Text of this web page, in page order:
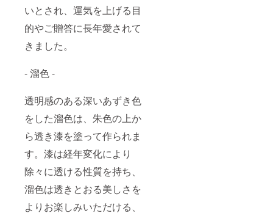
いとされ、運気を上げる目
的やご贈答に長年愛されて
きました。
- 溜色 -
透明感のある深いあずき色
をした溜色は、朱色の上か
ら透き漆を塗って作られま
す。漆は経年変化により
除々に透ける性質を持ち、
溜色は透きとおる美しさを
よりお楽しみいただける、